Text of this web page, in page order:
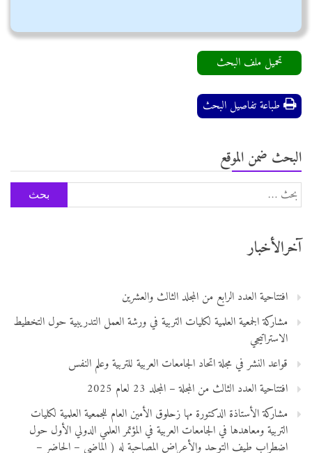
تحميل ملف البحث
طباعة تفاصيل البحث
البحث ضمن الموقع
البحث
عن:
آخرالأخبار
افتتاحية العدد الرابع من المجلد الثالث والعشرين
مشاركة الجمعية العلمية لكليات التربية في ورشة العمل التدريبية حول التخطيط
الاستراتيجي
قواعد النشر في مجلة اتحاد الجامعات العربية للتربية وعلم النفس
افتتاحية العدد الثالث من المجلة – المجلد 23 لعام 2025
مشاركة الأستاذة الدكتورة مها زحلوق الأمين العام للجمعية العلمية لكليات
التربية ومعاهدها في الجامعات العربية في المؤتمر العلمي الدولي الأول حول
اضطراب طيف التوحد والأعراض المصاحبة له ( الماضي – الحاضر –